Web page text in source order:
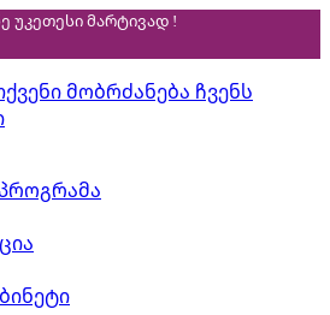
უკეთესიმარტივად !
მობრძანება ჩვენს